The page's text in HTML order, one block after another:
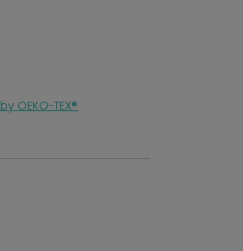
OEKO-TEX®